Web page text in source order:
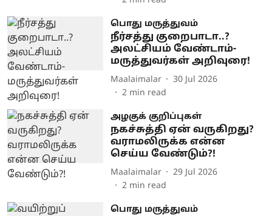
பொது மருத்துவம்
நீர்சத்து குறைபாடா..?
அலட்சியம் வேண்டாம்-
மருத்துவர்கள் அறிவுரை!
Maalaimalar
30 Jul 2026
2 min read
அழகுக் குறிப்புகள்
நகச்சுத்தி ஏன் வருகிறது?
வராமலிருக்க என்ன
செய்ய வேண்டும்?!
Maalaimalar
29 Jul 2026
2 min read
பொது மருத்துவம்